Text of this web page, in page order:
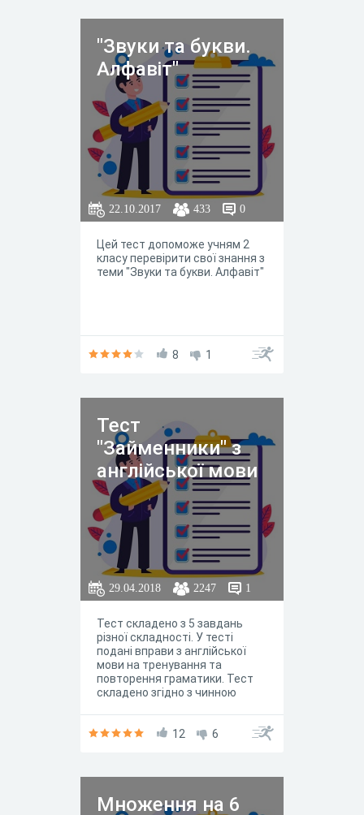
"Звуки та букви.
Алфавіт"
22.10.2017 433 0
Цей тест допоможе учням 2
класу перевірити свої знання з
теми "Звуки та букви. Алфавіт"
8 1
Тест
"Займенники" з
англійської мови
29.04.2018 2247 1
Тест складено з 5 завдань
різної складності. У тесті
подані вправи з англійської
мови на тренування та
повторення граматики. Тест
складено згідно з чинною
2017р.
12 6
Множення на 6